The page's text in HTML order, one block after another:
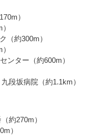
）
（約300m）
ンター（約600m）
段坂病院（約1.1km）
約270m）
）